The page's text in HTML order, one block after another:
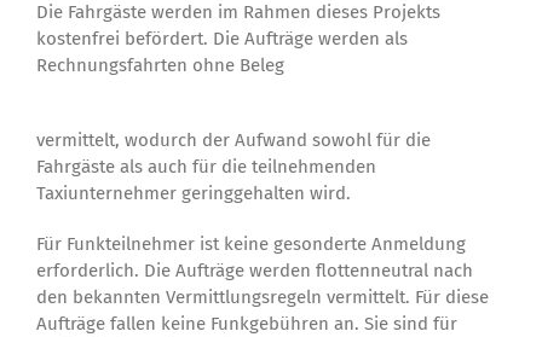
Die Fahrgäste werden im Rahmen dieses Projekts
kostenfrei befördert. Die Aufträge werden als
Rechnungsfahrten ohne Beleg
vermittelt, wodurch der Aufwand sowohl für die
Fahrgäste als auch für die teilnehmenden
Taxiunternehmer geringgehalten wird.
Für Funkteilnehmer ist keine gesonderte Anmeldung
erforderlich. Die Aufträge werden flottenneutral nach
den bekannten Vermittlungsregeln vermittelt. Für diese
Aufträge fallen keine Funkgebühren an. Sie sind für